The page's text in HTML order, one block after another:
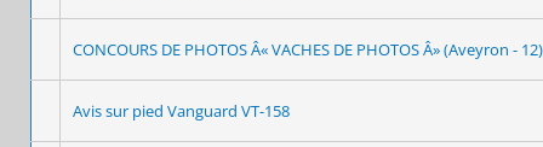
CONCOURS DE PHOTOS Â« VACHES DE PHOTOS Â» (Aveyron - 12)
Avis sur pied Vanguard VT-158